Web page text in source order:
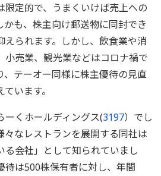
限定的で、うまくいけば売上への
も、株主向け郵送物に同封でき
えられます。しかし、飲食業や消
小売業、観光業などはコロナ禍で
、テーオー同様に株主優待の見直
います。
ーくホールディングス(3197）でし
々なレストランを展開する同社は
る会社」として知られていまし
待は500株保有者に対し、年間